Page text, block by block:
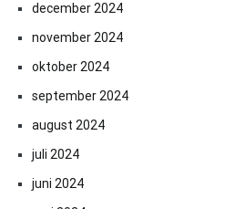
december 2024
november 2024
oktober 2024
september 2024
august 2024
juli 2024
juni 2024